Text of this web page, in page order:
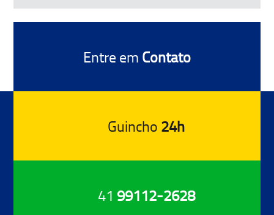
Guincho 24h
Entre em Contato
41 99112-2628